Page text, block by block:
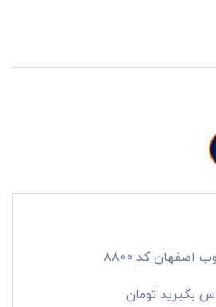
اصفهان کد 8800
بگیرید تومان